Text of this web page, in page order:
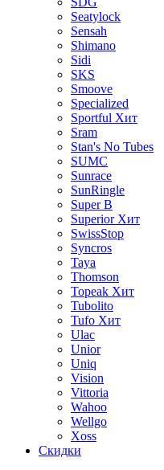
Seatylock
Sensah
Shimano
Sidi
SKS
Smoove
Specialized
Sportful Хит
Sram
Stan's No Tubes
SUMC
Sunrace
SunRingle
Super B
Superior Хит
SwissStop
Syncros
Taya
Thomson
Topeak Хит
Tubolito
Tufo Хит
Ulac
Unior
Uniq
Vision
Vittoria
Wahoo
Wellgo
Xoss
Скидки